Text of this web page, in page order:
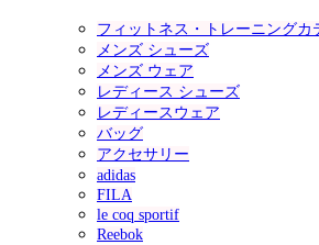
フィットネス・トレーニングカ
メンズ シューズ
メンズ ウェア
レディース シューズ
レディースウェア
バッグ
アクセサリー
adidas
FILA
le coq sportif
Reebok